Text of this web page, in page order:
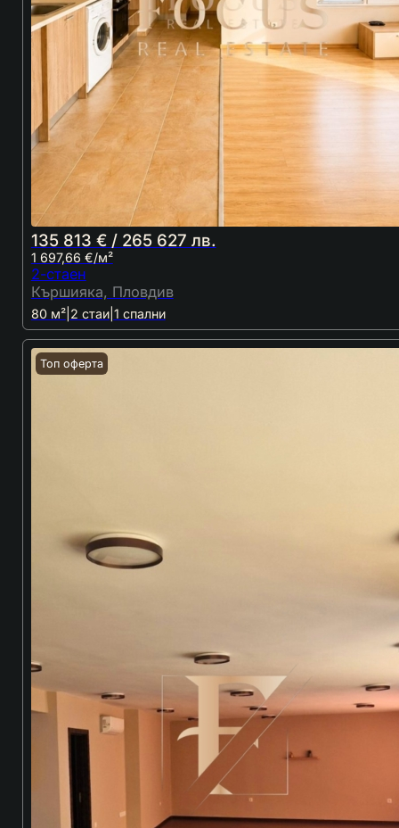
135 813 € / 265 627 лв.
1 697,66 €/м²
2-стаен
Кършияка, Пловдив
80 м²| 2 стаи| 1 спални
Топ оферта